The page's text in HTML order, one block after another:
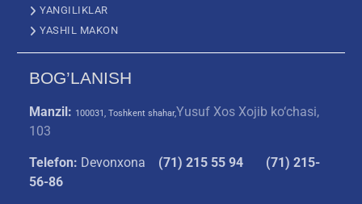
YANGILIKLAR
YASHIL MAKON
BOG’LANISH
Manzil: 100031, Toshkent shahar,Yusuf Xos Xojib ko‘chasi,
103
Telefon: Devonxona (71) 215 55 94
(71) 215-
56-86